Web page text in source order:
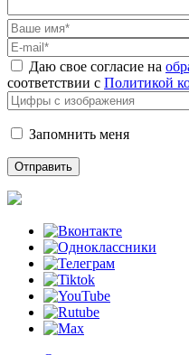
Даю свое согласие на
соответствии с Политикой
Запомнить меня